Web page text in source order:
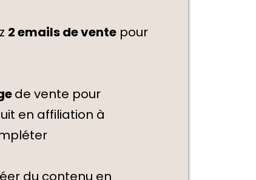
2 emails de vente pour
de vente pour
en affiliation à
du contenu en